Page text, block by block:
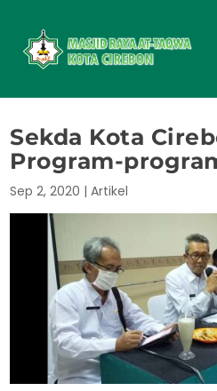
Sekda Kota
Program-
Sep 2, 2020 |Artikel